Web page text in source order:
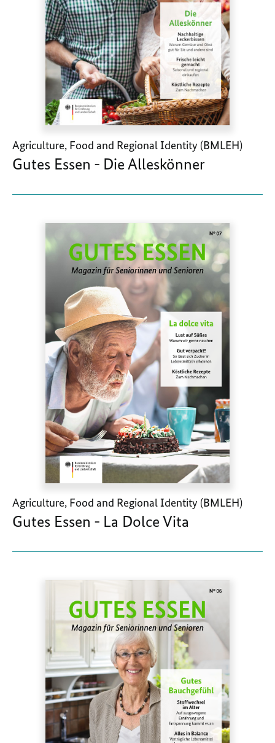
Agriculture, Food and Regional Identity (BMLEH)
Gutes Essen - Die Alleskönner
Agriculture, Food and Regional Identity (BMLEH)
Gutes Essen - La Dolce Vita